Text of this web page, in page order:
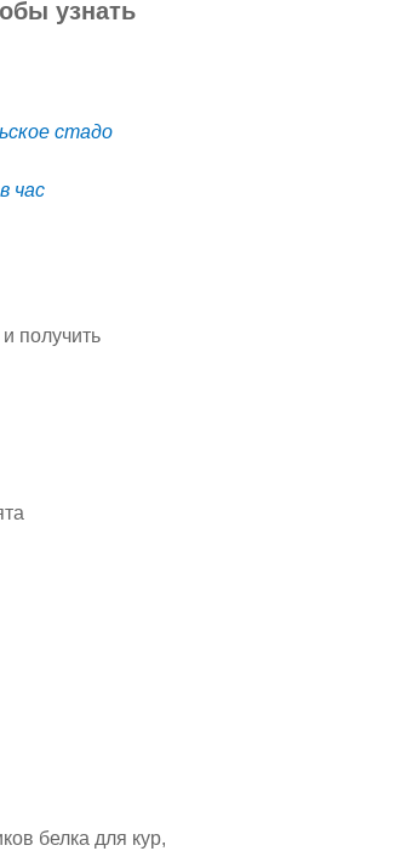
узнать
стадо
час
получить
белка для кур,